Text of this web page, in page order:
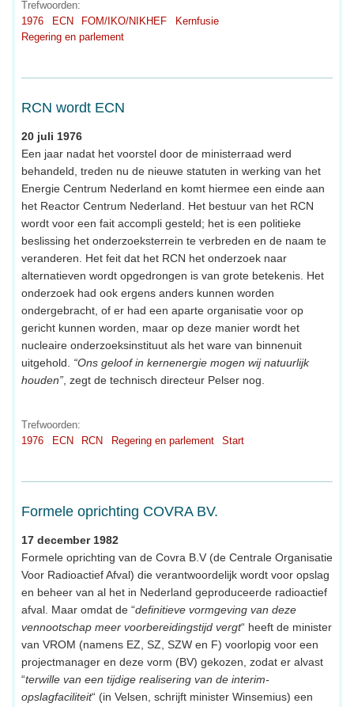
Trefwoorden:
1976
ECN FOM/IKO/NIKHEF
Kernfusie
Regering en parlement
RCN wordt ECN
20 juli 1976
Een jaar nadat het voorstel door de ministerraad werd
behandeld, treden nu de nieuwe statuten in werking van het
Energie Centrum Nederland en komt hiermee een einde aan
het Reactor Centrum Nederland. Het bestuur van het RCN
wordt voor een fait accompli gesteld; het is een politieke
beslissing het onderzoeksterrein te verbreden en de naam te
veranderen. Het feit dat het RCN het onderzoek naar
alternatieven wordt opgedrongen is van grote betekenis. Het
onderzoek had ook ergens anders kunnen worden
ondergebracht, of er had een aparte organisatie voor op
gericht kunnen worden, maar op deze manier wordt het
nucleaire onderzoeksinstituut als het ware van binnenuit
uitgehold. “Ons geloof in kernenergie mogen wij natuurlijk
houden” , zegt de technisch directeur Pelser nog.
Trefwoorden:
1976
ECN RCN Regering en parlement Start
Formele oprichting COVRA BV.
17 december 1982
Formele oprichting van de Covra B.V (de Centrale Organisatie
Voor Radioactief Afval) die verantwoordelijk wordt voor opslag
en beheer van al het in Nederland geproduceerde radioactief
afval. Maar omdat de “definitieve vormgeving van deze
vennootschap meer voorbereidingstijd vergt“ heeft de minister
van VROM (namens EZ, SZ, SZW en F) voorlopig voor een
projectmanager en deze vorm (BV) gekozen, zodat er alvast
“terwille van een tijdige realisering van de interim-
opslagfaciliteit“ (in Velsen, schrijft minister Winsemius) een